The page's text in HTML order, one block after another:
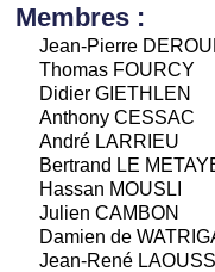
Membres :
Jean-Pierre
Thomas FOURCY
Didier GIETHLEN
Anthony CESSAC
André LARRIEU
Bertrand LE
Hassan MOUSLI
Julien CAMBON
Damien de
Jean-René